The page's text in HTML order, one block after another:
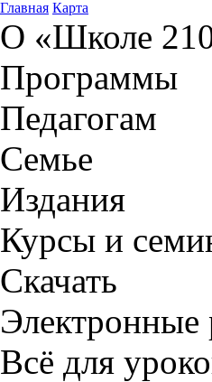
Главная Карта
О «Школе
Программы
Педагогам
Семье
Издания
Курсы и
Скачать
Электронные
Всё для